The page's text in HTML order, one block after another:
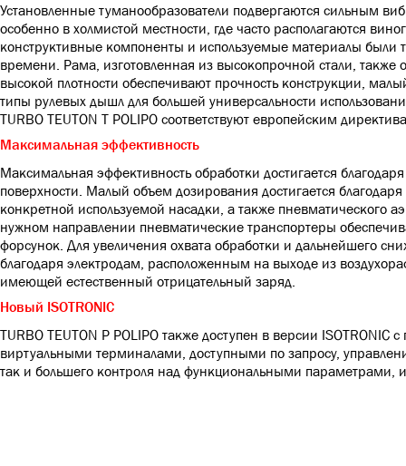
Установленные туманообразователи подвергаются сильным
особенно в холмистой местности, где часто располагаются
конструктивные компоненты и используемые материалы были
времени. Рама, изготовленная из высокопрочной стали, также
высокой плотности обеспечивают прочность конструкции,
типы рулевых дышл для большей универсальности
TURBO TEUTON T POLIPO соответствуют европейским
Максимальная эффективность
Максимальная эффективность обработки достигается
поверхности. Малый объем дозирования достигается
конкретной используемой насадки, а также
нужном направлении пневматические транспортеры
форсунок. Для увеличения охвата обработки и дальнейшего
благодаря электродам, расположенным на выходе из
имеющей естественный отрицательный заряд.
Новый ISOTRONIC
TURBO TEUTON P POLIPO также доступен в версии
виртуальными терминалами, доступными по запросу,
так и большего контроля над функциональными параметрами,